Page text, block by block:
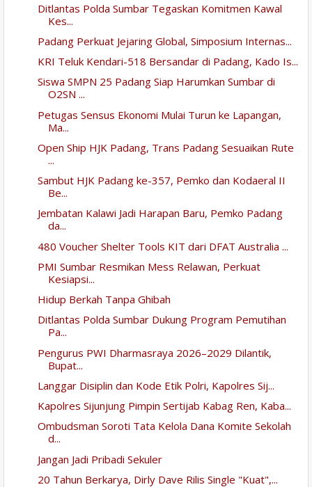
Ditlantas Polda Sumbar Tegaskan Komitmen Kawal
Kes...
Padang Perkuat Jejaring Global, Simposium Internas...
KRI Teluk Kendari-518 Bersandar di Padang, Kado Is...
Siswa SMPN 25 Padang Siap Harumkan Sumbar di
O2SN ...
Petugas Sensus Ekonomi Mulai Turun ke Lapangan,
Ma...
Open Ship HJK Padang, Trans Padang Sesuaikan Rute
...
Sambut HJK Padang ke-357, Pemko dan Kodaeral II
Be...
Jembatan Kalawi Jadi Harapan Baru, Pemko Padang
da...
480 Voucher Shelter Tools KIT dari DFAT Australia ...
PMI Sumbar Resmikan Mess Relawan, Perkuat
Kesiapsi...
Hidup Berkah Tanpa Ghibah
Ditlantas Polda Sumbar Dukung Program Pemutihan
Pa...
Pengurus PWI Dharmasraya 2026–2029 Dilantik,
Bupat...
Langgar Disiplin dan Kode Etik Polri, Kapolres Sij...
Kapolres Sijunjung Pimpin Sertijab Kabag Ren, Kaba...
Ombudsman Soroti Tata Kelola Dana Komite Sekolah
d...
Jangan Jadi Pribadi Sekuler
20 Tahun Berkarya, Dirly Dave Rilis Single "Kuat",...